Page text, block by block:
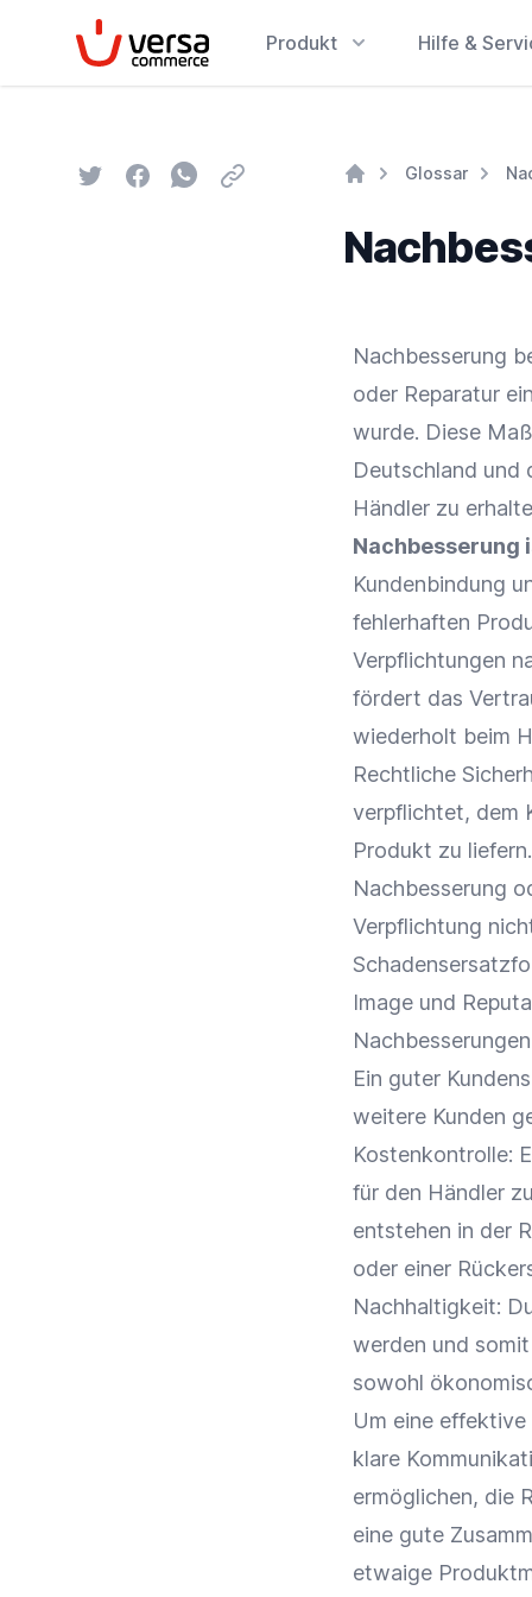
VersaCommerce Produkt Hilfe &
TwitterFacebookWhatsapp
Email Glossar
Nachbesserung
oder Reparatur
wurde. Diese
Deutschland
Händler zu
Nachbesserung
Kundenbindung
fehlerhaften
Verpflichtungen
fördert das
wiederholt beim
Rechtliche
verpflichtet, dem
Produkt zu
Nachbesserung
Verpflichtung
Image und
Ein guter
weitere Kunden
Kostenkontrolle:
für den Händler
entstehen in der
oder einer
Nachhaltigkeit:
werden und
sowohl
Um eine
klare
ermöglichen, die
eine gute
etwaige